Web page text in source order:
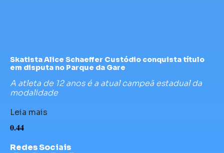
Skatista Alice Schaeffer Custódio conquista título
em disputa no Parque da Gare
A atleta de 12 anos é a atual campeã estadual da
modalidade
Leia mais
Redes Sociais